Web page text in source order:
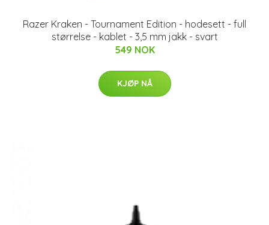
Razer Kraken - Tournament Edition - hodesett - full
størrelse - kablet - 3,5 mm jakk - svart
549 NOK
KJØP NÅ